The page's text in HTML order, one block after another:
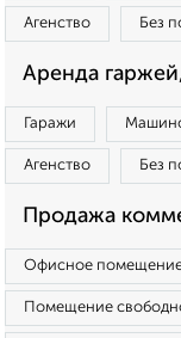
Агенство Без
Аренда
Гаражи
Агенство Без
Продажа
Офисное
Помещение